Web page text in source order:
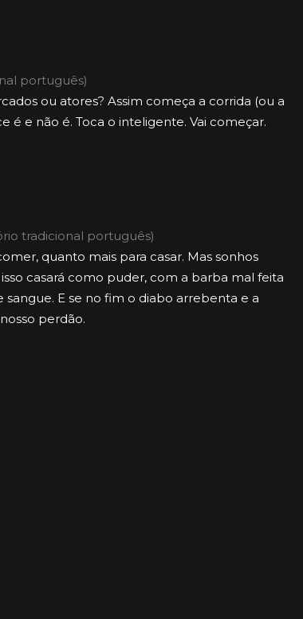
português)
ou atores? Assim começa a corrida (ou a
é e não é. Toca o inteligente. Vai começar.
tradicional português)
quanto mais para casar. Mas sonhos
casará como puder, com a barba mal feita
E se no fim o diabo arrebenta e a
perdão.